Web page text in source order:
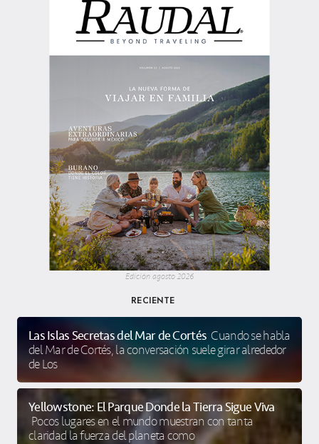
Edición agosto 2026
RECIENTE
Las Islas Secretas del Mar de Cortés Cuando se habla
del Mar de Cortés, la conversación suele girar alrededor
de Los
Yellowstone: El Parque Donde la Tierra Sigue Viva
Pocos lugares en el mundo muestran con tanta
claridad la fuerza del planeta como